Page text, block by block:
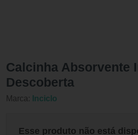
Calcinha Absorvente
Descoberta
Marca: Inciclo
Esse produto não está